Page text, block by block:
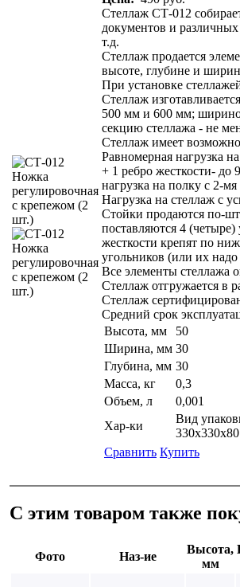
Стеллаж СТ-012
документов и
т.д.
Стеллаж продается
высоте, глубине и
При установке
Стеллаж
500 мм и 600 мм;
секцию стеллажа - не
Стеллаж имеет
Равномерная нагрузка
+ 1 ребро жесткости- до
нагрузка на полку с 2-
Нагрузка на стеллаж с
Стойки продаются по-
поставляются 4
жесткости крепят по
угольников (или их
Все элементы стеллажа
Стеллаж отгружается в
Стеллаж
Средний срок
Высота, мм
50
Ширина, мм 30
Глубина, мм 30
Масса, кг
0,3
Объем, л
0,001
Хар-ки
Вид
330х330х80
Сравнить Купить
С этим товаром также
Фото Наз-ие
Высота,
мм